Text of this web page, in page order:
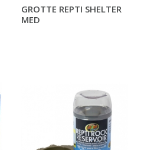
GROTTE REPTI SHELTER
MED